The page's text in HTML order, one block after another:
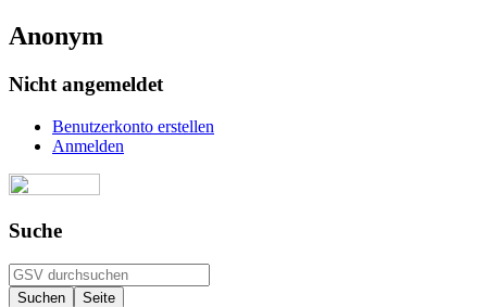
Anonym
Nicht angemeldet
Benutzerkonto erstellen
Anmelden
Suche